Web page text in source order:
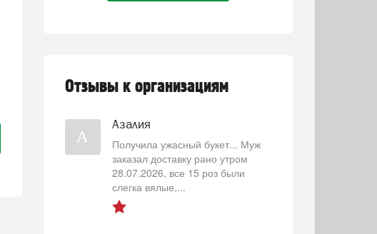
Отзывы к организациям
А
Азалия
Получила ужасный букет... Муж
заказал доставку рано утром
28.07.2026, все 15 роз были
слегка вялые,...